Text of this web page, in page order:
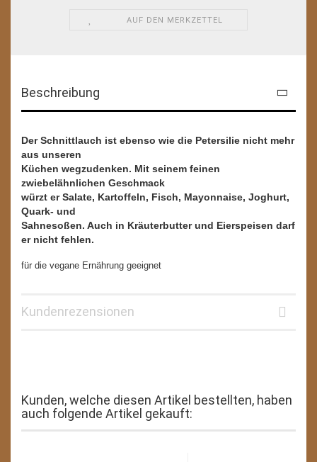
AUF DEN MERKZETTEL
Beschreibung
Der Schnittlauch ist ebenso wie die Petersilie nicht mehr
aus unseren
Küchen wegzudenken. Mit seinem feinen
zwiebelähnlichen Geschmack
würzt er Salate, Kartoffeln, Fisch, Mayonnaise, Joghurt,
Quark- und
Sahnesoßen. Auch in Kräuterbutter und Eierspeisen darf
er nicht fehlen.
für die vegane Ernährung geeignet
Kundenrezensionen
Kunden, welche diesen Artikel bestellten, haben
auch folgende Artikel gekauft: